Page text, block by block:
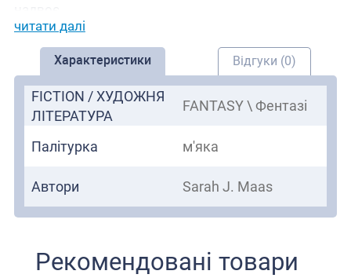
читати далі
Характеристики Відгуки (0)
FICTION / ХУДОЖНЯ
ЛІТЕРАТУРА
FANTASY \ Фентазі
Палітурка м'яка
Автори Sarah J. Maas
Рекомендовані товари